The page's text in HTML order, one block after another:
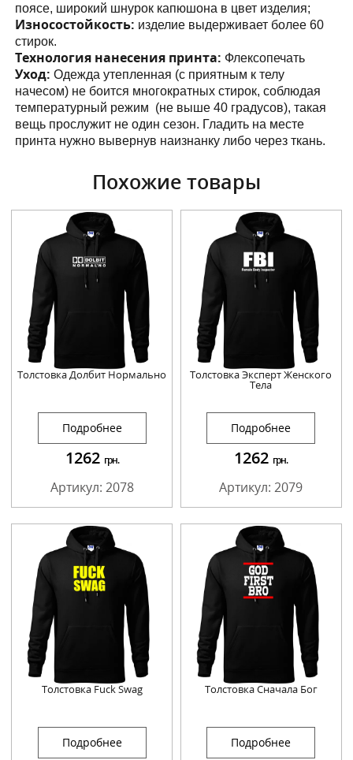
поясе, широкий шнурок капюшона в цвет изделия;
Износостойкость: изделие выдерживает более 60
стирок.
Технология нанесения принта: Флексопечать
Уход: Одежда утепленная (с приятным к телу
начесом) не боится многократных стирок, соблюдая
температурный режим (не выше 40 градусов), такая
вещь прослужит не один сезон. Гладить на месте
принта нужно вывернув наизнанку либо через ткань.
Похожие товары
Толстовка Долбит Нормально
Подробнее
1262 грн.
Артикул: 2078
Толстовка Эксперт Женского
Тела
Подробнее
1262 грн.
Артикул: 2079
Толстовка Fuck Swag
Подробнее
Толстовка Сначала Бог
Подробнее